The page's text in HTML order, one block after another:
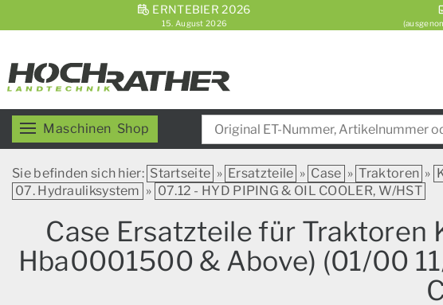
ERNTEBIER 2026
15. August 2026
Maschinen Shop
Sie befinden sich hier: Startseite » Ersatzteile » Case » Traktoren »
07. Hydrauliksystem » 07.12 - HYD PIPING & OIL COOLER, W/HST
Case Ersatzteile für
Hba0001500 & Above) (01/00